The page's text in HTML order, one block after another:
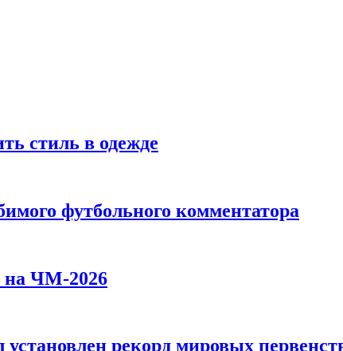
стиль в одежде
футбольного комментатора
на ЧМ-2026
рекорд мировых